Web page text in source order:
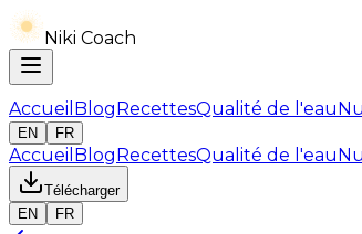
Niki Coach
Accueil BlogRecettesQualité de l'eau
EN
FR
Accueil BlogRecettesQualité de l'eau
Télécharger
EN
FR